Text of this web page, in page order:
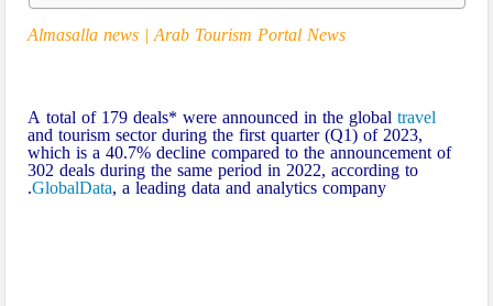
Almasalla news | ArabTourismPortal News
A total of 179 deals* were announced in the globaltravel
and tourism sector during the first quarter (Q1) of 2023,
which is a 40.7% decline compared to the announcement of
302 deals during the same period in 2022, according to
GlobalData, a leading data and analytics company.